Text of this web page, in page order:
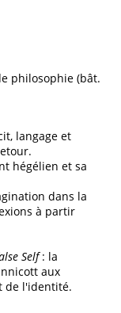
philosophie (bât.
langage et
hégélien et sa
dans la
à partir
Self: la
aux
de l'identité.